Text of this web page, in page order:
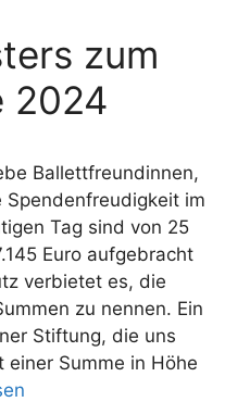
zum
2024
Ballettfreundinnen,
Spendenfreudigkeit im
Tag sind von 25
Euro aufgebracht
verbietet es, die
zu nennen. Ein
Stiftung, die uns
einer Summe in Höhe